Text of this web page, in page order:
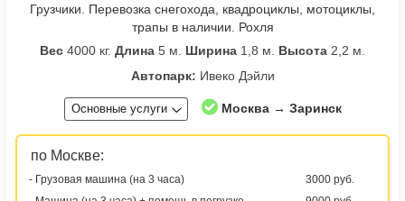
Грузчики. Перевозка снегохода, квадроциклы, мотоциклы,
трапы в наличии. Рохля
Вес 4000 кг. Длина 5 м. Ширина 1,8 м. Высота 2,2 м.
Автопарк: Ивеко Дэйли
Основные услуги Москва → Заринск
по Москве:
- Грузовая машина (на 3 часа)
3000 руб.